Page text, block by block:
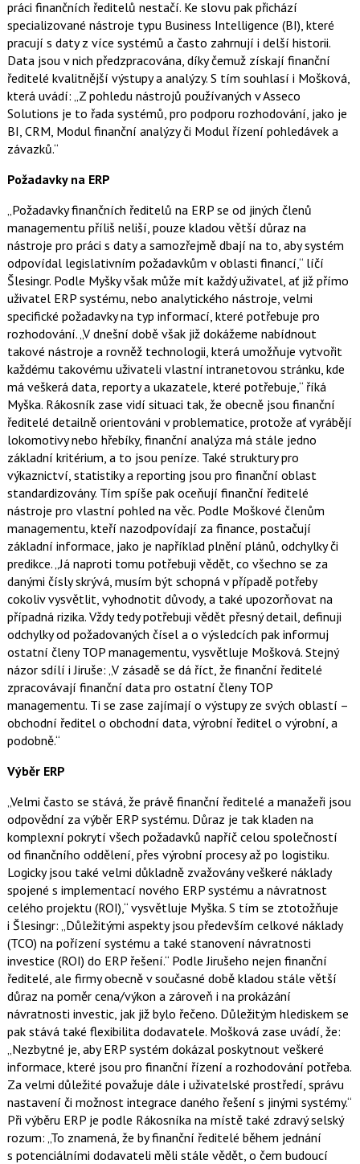
práci finančních ředitelů nestačí. Ke slovu pak přichází
specializované nástroje typu Business Intelligence (BI), které
pracují s daty z více systémů a často zahrnují i delší historii.
Data jsou v nich předzpracována, díky čemuž získají finanční
ředitelé kvalitnější výstupy a analýzy. S tím souhlasí i Mošková,
která uvádí: „Z pohledu nástrojů používaných v Asseco
Solutions je to řada systémů, pro podporu rozhodování, jako je
BI, CRM, Modul finanční analýzy či Modul řízení pohledávek a
závazků.“
Požadavky na ERP
„Požadavky finančních ředitelů na ERP se od jiných členů
managementu příliš neliší, pouze kladou větší důraz na
nástroje pro práci s daty a samozřejmě dbají na to, aby systém
odpovídal legislativním požadavkům v oblasti financí,“ líčí
Šlesingr. Podle Myšky však může mít každý uživatel, ať již přímo
uživatel ERP systému, nebo analytického nástroje, velmi
specifické požadavky na typ informací, které potřebuje pro
rozhodování. „V dnešní době však již dokážeme nabídnout
takové nástroje a rovněž technologii, která umožňuje vytvořit
každému takovému uživateli vlastní intranetovou stránku, kde
má veškerá data, reporty a ukazatele, které potřebuje,“ říká
Myška. Rákosník zase vidí situaci tak, že obecně jsou finanční
ředitelé detailně orientováni v problematice, protože ať vyrábějí
lokomotivy nebo hřebíky, finanční analýza má stále jedno
základní kritérium, a to jsou peníze. Také struktury pro
výkaznictví, statistiky a reporting jsou pro finanční oblast
standardizovány. Tím spíše pak oceňují finanční ředitelé
nástroje pro vlastní pohled na věc. Podle Moškové členům
managementu, kteří nazodpovídají za finance, postačují
základní informace, jako je například plnění plánů, odchylky či
predikce. „Já naproti tomu potřebuji vědět, co všechno se za
danými čísly skrývá, musím být schopná v případě potřeby
cokoliv vysvětlit, vyhodnotit důvody, a také upozorňovat na
případná rizika. Vždy tedy potřebuji vědět přesný detail, definuji
odchylky od požadovaných čísel a o výsledcích pak informuj
ostatní členy TOP managementu, vysvětluje Mošková. Stejný
názor sdílí i Jiruše: „V zásadě se dá říct, že finanční ředitelé
zpracovávají finanční data pro ostatní členy TOP
managementu. Ti se zase zajímají o výstupy ze svých oblastí –
obchodní ředitel o obchodní data, výrobní ředitel o výrobní, a
podobně.“
Výběr ERP
„Velmi často se stává, že právě finanční ředitelé a manažeři jsou
odpovědní za výběr ERP systému. Důraz je tak kladen na
komplexní pokrytí všech požadavků napříč celou společností
od finančního oddělení, přes výrobní procesy až po logistiku.
Logicky jsou také velmi důkladně zvažovány veškeré náklady
spojené s implementací nového ERP systému a návratnost
celého projektu (ROI),“ vysvětluje Myška. S tím se ztotožňuje
i Šlesingr: „Důležitými aspekty jsou především celkové náklady
(TCO) na pořízení systému a také stanovení návratnosti
investice (ROI) do ERP řešení.“ Podle Jirušeho nejen finanční
ředitelé, ale firmy obecně v současné době kladou stále větší
důraz na poměr cena/výkon a zároveň i na prokázání
návratnosti investic, jak již bylo řečeno. Důležitým hlediskem se
pak stává také flexibilita dodavatele. Mošková zase uvádí, že:
„Nezbytné je, aby ERP systém dokázal poskytnout veškeré
informace, které jsou pro finanční řízení a rozhodování potřeba.
Za velmi důležité považuje dále i uživatelské prostředí, správu
nastavení či možnost integrace daného řešení s jinými systémy.“
Při výběru ERP je podle Rákosníka na místě také zdravý selský
rozum: „To znamená, že by finanční ředitelé během jednání
s potenciálními dodavateli měli stále vědět, o čem budoucí